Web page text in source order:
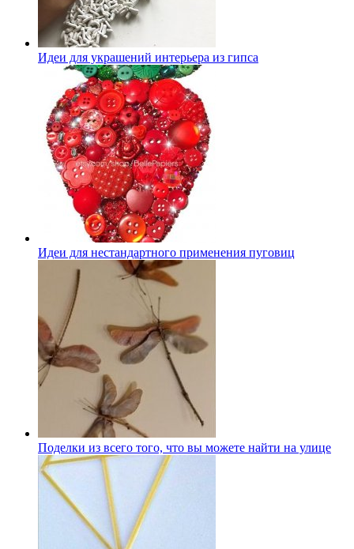
Идеи для украшений интерьера из гипса
Идеи для нестандартного применения пуговиц
Поделки из всего того, что вы можете найти на улице